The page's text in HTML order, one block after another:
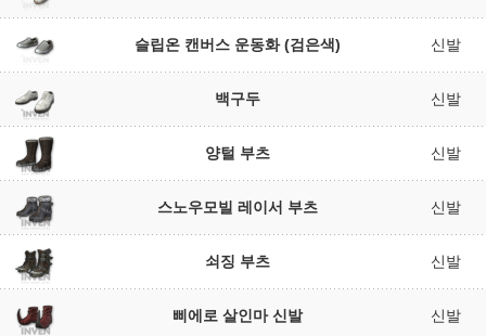
슬립온 캔버스 운동화 (검은색) 신발
백구두 신발
양털 부츠 신발
스노우모빌 레이서 부츠 신발
쇠징 부츠 신발
삐에로 살인마 신발 신발